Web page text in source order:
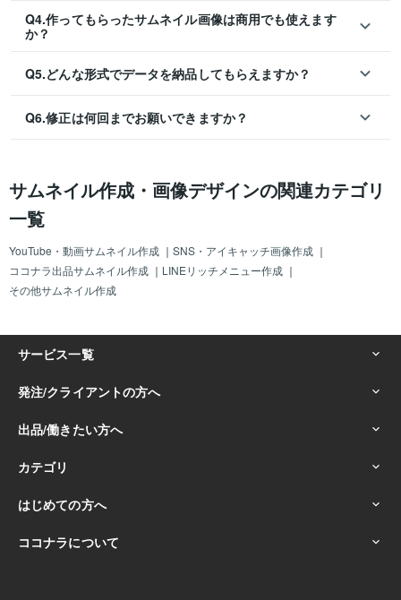
Q4.作ってもらったサムネイル画像は商用でも使えます
か？
Q5.どんな形式でデータを納品してもらえますか？
Q6.修正は何回までお願いできますか？
サムネイル作成・画像デザインの関連カテゴリ
一覧
YouTube・動画サムネイル作成 ｜ SNS・アイキャッチ画像作成 ｜
ココナラ出品サムネイル作成 ｜ LINEリッチメニュー作成 ｜
その他サムネイル作成